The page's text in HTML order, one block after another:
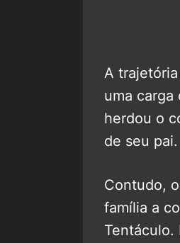
A
uma carga
herdou o
de seu pai.
Contudo,
família a
Tentáculo.